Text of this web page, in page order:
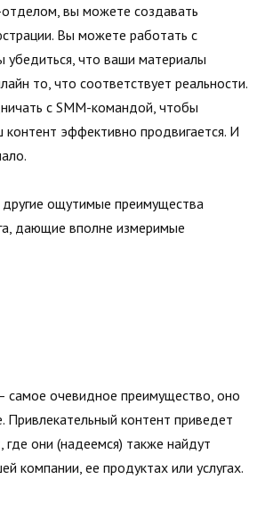
вы можете создавать
Вы можете работать с
убедиться, что ваши материалы
то, что соответствует реальности.
с SMM-командой, чтобы
контент эффективно продвигается. И
другие ощутимые преимущества
дающие вполне измеримые
самое очевидное преимущество, оно
контент приведет
они (надеемся) также найдут
компании, ее продуктах или услугах.